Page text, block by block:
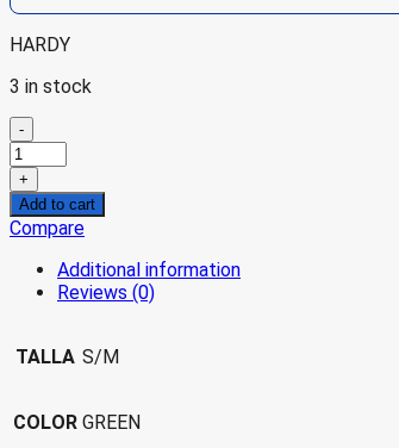
HARDY
3 in stock
-
HARDY
HAT
MILITARY
GREEN
S/M
quantity
+
Add to cart
Compare
Additional information
Reviews (0)
TALLA S/M
COLOR GREEN